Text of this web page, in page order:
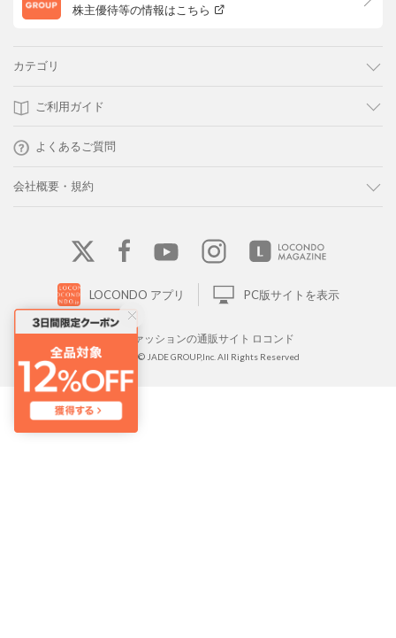
株主優待等の情報はこちら
カテゴリ
ご利用ガイド
よくあるご質問
会社概要・規約
LOCONDO アプリ PC版サイトを表示
靴とファッションの通販サイト ロコンド
Copyright © JADE GROUP,Inc. All Rights Reserved